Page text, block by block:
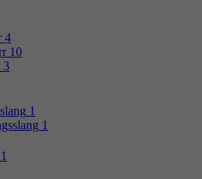
4
10
3
1
1
1